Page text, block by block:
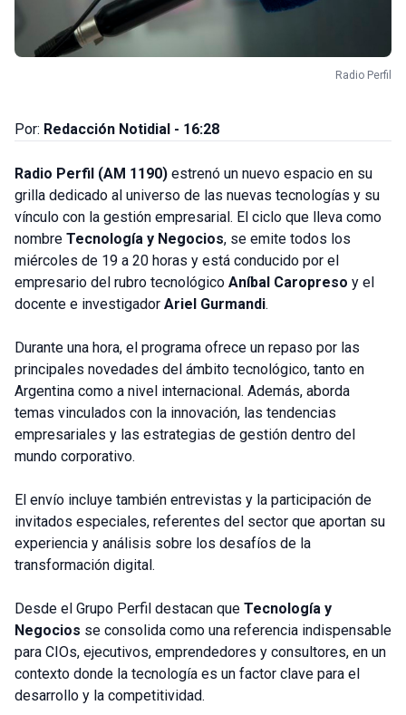
Radio Perfil
Por: Redacción Notidial - 16:28
Radio Perfil (AM 1190) estrenó un nuevo espacio en su
grilla dedicado al universo de las nuevas tecnologías y su
vínculo con la gestión empresarial. El ciclo que lleva como
nombre Tecnología y Negocios, se emite todos los
miércoles de 19 a 20 horas y está conducido por el
empresario del rubro tecnológico Aníbal Caropreso y el
docente e investigador Ariel Gurmandi.
Durante una hora, el programa ofrece un repaso por las
principales novedades del ámbito tecnológico, tanto en
Argentina como a nivel internacional. Además, aborda
temas vinculados con la innovación, las tendencias
empresariales y las estrategias de gestión dentro del
mundo corporativo.
El envío incluye también entrevistas y la participación de
invitados especiales, referentes del sector que aportan su
experiencia y análisis sobre los desafíos de la
transformación digital.
Desde el Grupo Perfil destacan que Tecnología y
Negocios se consolida como una referencia indispensable
para CIOs, ejecutivos, emprendedores y consultores, en un
contexto donde la tecnología es un factor clave para el
desarrollo y la competitividad.